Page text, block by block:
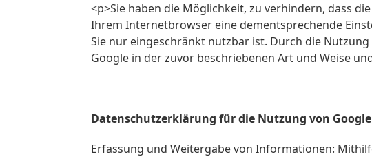
<p>Sie haben die Möglichkeit, zu verhindern, dass
Ihrem Internetbrowser eine dementsprechende
Sie nur eingeschränkt nutzbar ist. Durch die
Google in der zuvor beschriebenen Art und Weise
Datenschutzerklärung für die Nutzung von Google
Erfassung und Weitergabe von Informationen: